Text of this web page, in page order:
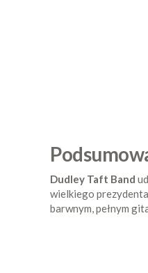
Dudley Taft Band
wielkiego
barwnym, pełnym